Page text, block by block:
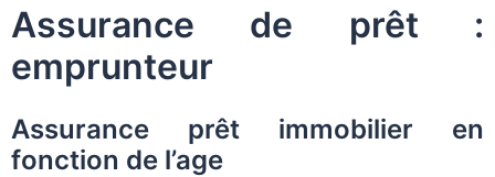
Assurance de prêt :
emprunteur
Assurance prêt immobilier en
fonction de l’age